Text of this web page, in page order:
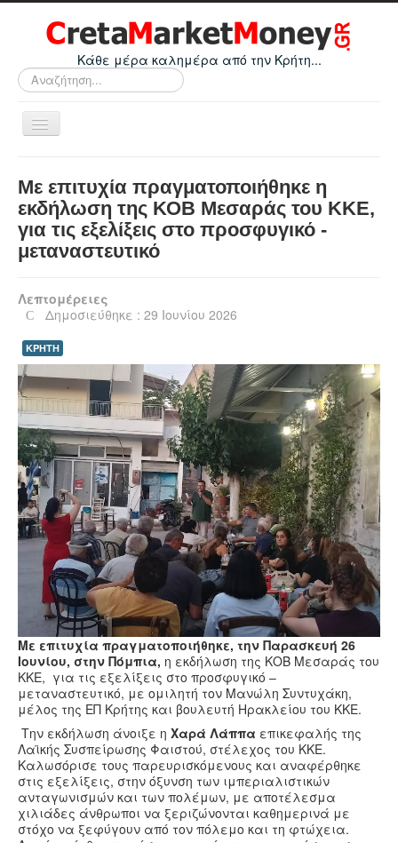
Κάθε μέρα καλημέρα από την Κρήτη...
Αναζήτηση...
Εναλλαγή
πλοήγησης
Οικονομικά
Κρήτη
Ελλάδα
Κόσμος
Απόψεις
Τεχνολογία
Υγεία
Πολιτισμός
Αθλητικά
Βίντεο
Συνταγές
Με επιτυχία πραγματοποιήθηκε η
εκδήλωση της ΚΟΒ Μεσαράς του ΚΚΕ,
για τις εξελίξεις στο προσφυγικό -
μεταναστευτικό
Λεπτομέρειες
Δημοσιεύθηκε : 29 Ιουνίου 2026
ΚΡΗΤΗ
Με επιτυχία πραγματοποιήθηκε, την Παρασκευή 26
Ιουνίου, στην Πόμπια, η εκδήλωση της ΚΟΒ Μεσαράς του
ΚΚΕ, για τις εξελίξεις στο προσφυγικό –
μεταναστευτικό, με ομιλητή τον Μανώλη Συντυχάκη,
μέλος της ΕΠ Κρήτης και βουλευτή Ηρακλείου του ΚΚΕ.
Την εκδήλωση άνοιξε η Χαρά Λάππα επικεφαλής της
Λαϊκής Συσπείρωσης Φαιστού, στέλεχος του ΚΚΕ.
Καλωσόρισε τους παρευρισκόμενους και αναφέρθηκε
στις εξελίξεις, στην όξυνση των ιμπεριαλιστικών
ανταγωνισμών και των πολέμων, με αποτέλεσμα
χιλιάδες άνθρωποι να ξεριζώνονται καθημερινά με
στόχο να ξεφύγουν από τον πόλεμο και τη φτώχεια.